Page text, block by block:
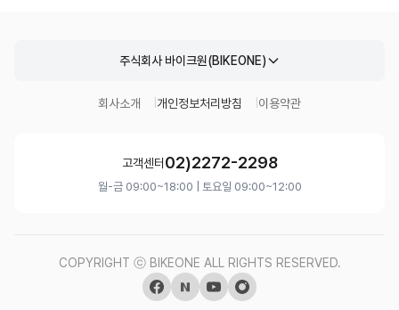
주식회사 바이크원(BIKEONE)
회사소개 개인정보처리방침 이용약관
고객센터 02)2272-2298
월-금 09:00~18:00 | 토요일 09:00~12:00
COPYRIGHT ⓒ BIKEONE ALL RIGHTS RESERVED.